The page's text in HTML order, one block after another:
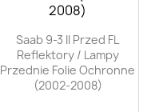
Saab 9-3 II Przed FL
Reflektory / Lampy
Przednie Folie Ochronne
(2002-2008)